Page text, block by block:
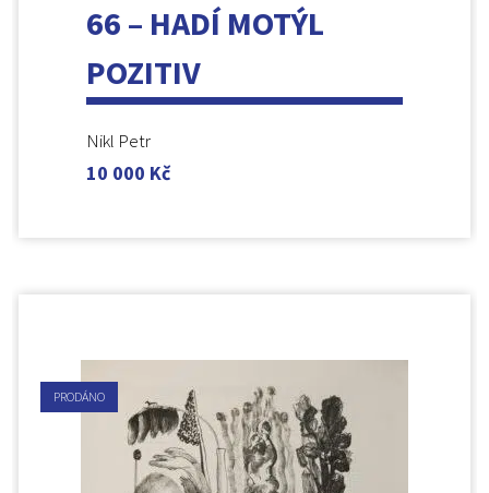
66 – HADÍ MOTÝL
POZITIV
Nikl Petr
10 000 Kč
PRODÁNO